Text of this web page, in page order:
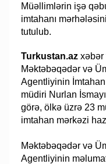
Müəllimlərin işə
imtahanı
tutulub.
Turkustan.az xəbər
Məktəbəqədər və
Agentliyinin
müdiri Nurlan
görə, ölkə üzrə 23
imtahan mərkəzi
Məktəbəqədər və
Agentliyinin